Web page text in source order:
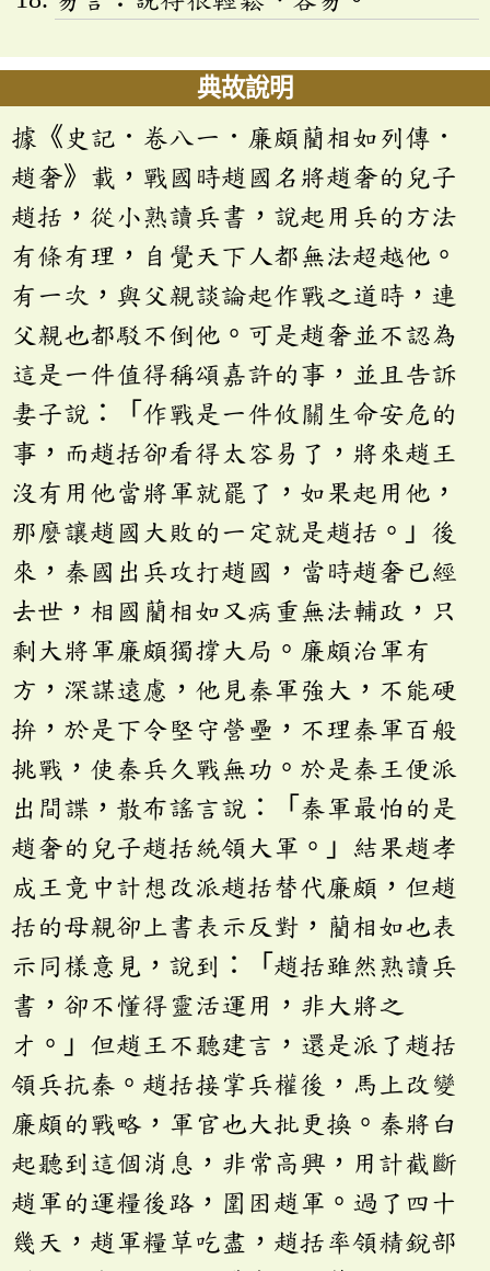
典故說明
據《史記．卷八一．廉頗藺相如列傳．
趙奢》載，戰國時趙國名將趙奢的兒子
趙括，從小熟讀兵書，說起用兵的方法
有條有理，自覺天下人都無法超越他。
有一次，與父親談論起作戰之道時，連
父親也都駁不倒他。可是趙奢並不認為
這是一件值得稱頌嘉許的事，並且告訴
妻子說：「作戰是一件攸關生命安危的
事，而趙括卻看得太容易了，將來趙王
沒有用他當將軍就罷了，如果起用他，
那麼讓趙國大敗的一定就是趙括。」後
來，秦國出兵攻打趙國，當時趙奢已經
去世，相國藺相如又病重無法輔政，只
剩大將軍廉頗獨撐大局。廉頗治軍有
方，深謀遠慮，他見秦軍強大，不能硬
拚，於是下令堅守營壘，不理秦軍百般
挑戰，使秦兵久戰無功。於是秦王便派
出間諜，散布謠言說：「秦軍最怕的是
趙奢的兒子趙括統領大軍。」結果趙孝
成王竟中計想改派趙括替代廉頗，但趙
括的母親卻上書表示反對，藺相如也表
示同樣意見，說到：「趙括雖然熟讀兵
書，卻不懂得靈活運用，非大將之
才。」但趙王不聽建言，還是派了趙括
領兵抗秦。趙括接掌兵權後，馬上改變
廉頗的戰略，軍官也大批更換。秦將白
起聽到這個消息，非常高興，用計截斷
趙軍的運糧後路，圍困趙軍。過了四十
幾天，趙軍糧草吃盡，趙括率領精銳部